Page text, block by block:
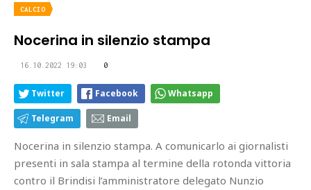
CALCIO
Nocerina in silenzio stampa
16.10.2022 19:03 0
Twitter Facebook Whatsapp
Telegram Email
Nocerina in silenzio stampa. A comunicarlo ai giornalisti
presenti in sala stampa al termine della rotonda vittoria
contro il Brindisi l’amministratore delegato Nunzio